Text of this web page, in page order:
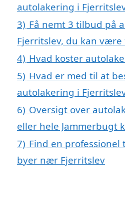
autolakering i
3) Få nemt 3 tilbud på
Fjerritslev, du kan være
4) Hvad koster
5) Hvad er med til at
autolakering i
6) Oversigt over
eller hele Jammerbugt
7) Find en
byer nær Fjerritslev